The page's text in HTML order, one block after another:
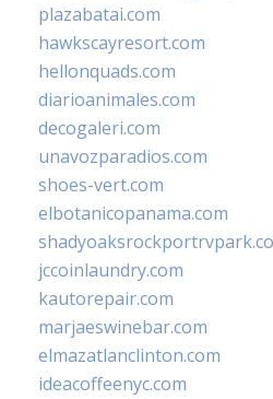
plazabatai.com
hawkscayresort.com
hellonquads.com
diarioanimales.com
decogaleri.com
unavozparadios.com
shoes-vert.com
elbotanicopanama.com
jccoinlaundry.com
kautorepair.com
marjaeswinebar.com
elmazatlanclinton.com
ideacoffeenyc.com